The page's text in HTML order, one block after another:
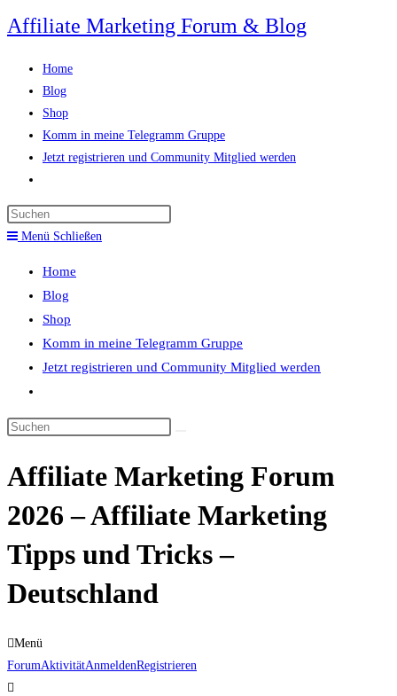
Zum
Inhalt
springen
Affiliate Marketing Forum & Blog
Home
Blog
Shop
Komm in meine Telegramm Gruppe
Jetzt registrieren und Community Mitglied werden
umschalten
panel.
Menü Schließen
Home
Blog
Shop
Komm in meine Telegramm Gruppe
Jetzt registrieren und Community Mitglied werden
umschalten
Diese
durchsuchen
Affiliate Marketing Forum
2026 – Affiliate Marketing
Tipps und Tricks –
Deutschland
Menü
Forum-
Navigation
ForumAktivitätAnmeldenRegistrieren